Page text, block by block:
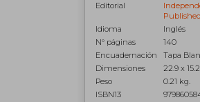
Editorial
Published
Idioma
Inglés
N° páginas
140
Encuadernación
Tapa
Dimensiones
22.9 x
Peso
0.21 kg.
ISBN13